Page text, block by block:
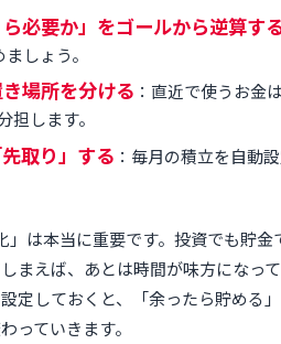
ら必要か」をゴールから逆算す
しょう。
場所を分ける ：直近で使うお金
担します。
取り」する ：毎月の積立を自動
」は本当に重要です。投資でも貯
まえば、あとは時間が味方になっ
定しておくと、「余ったら貯める
っていきます。